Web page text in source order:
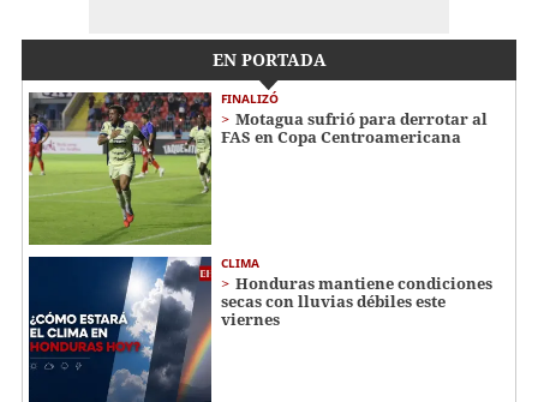
EN PORTADA
FINALIZÓ
Motagua sufrió para derrotar al
FAS en Copa Centroamericana
CLIMA
Honduras mantiene condiciones
secas con lluvias débiles este
viernes